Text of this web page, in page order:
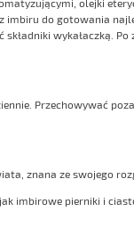
do gotowania
wykałaczką.
Przechowywać
znana ze swojego
imbirowe pierniki i